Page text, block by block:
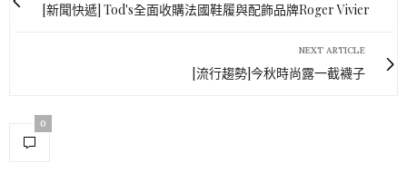
[新聞快遞] Tod's全面收購法國鞋履與配飾品牌Roger Vivier
NEXT ARTICLE
[流行趨勢]今秋時尚露一截襪子
0